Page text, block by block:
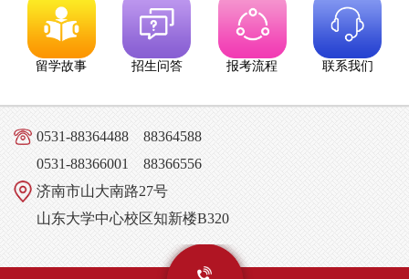
留学故事 招生问答 报考流程 联系我们
0531-88364488 88364588
0531-88366001 88366556
济南市山大南路27号
山东大学中心校区知新楼B320